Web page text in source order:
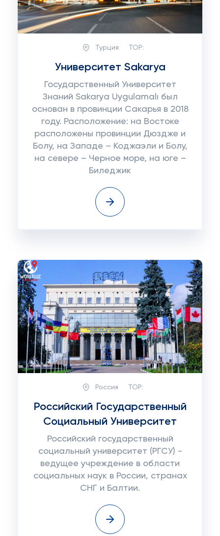
Турция TOP:
Университет Sakarya
Государственный Университет
Знаний Sakarya Uygulamalı был
основан в провинции Сакарья в 2018
году. Расположение: на Востоке
расположены провинции Дюздже и
Болу, на Западе – Коджаэли и Болу,
на севере – Черное море, на юге –
Биледжик
Россия TOP:
Российский Государственный
Социальный Университет
Российский государственный
социальный университет (РГСУ) -
ведущее учреждение в области
социальных наук в России, странах
СНГ и Балтии.